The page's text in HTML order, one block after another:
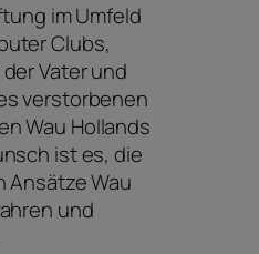
im Umfeld
Clubs,
Vater und
verstorbenen
Wau Hollands
ist es, die
Wau
und